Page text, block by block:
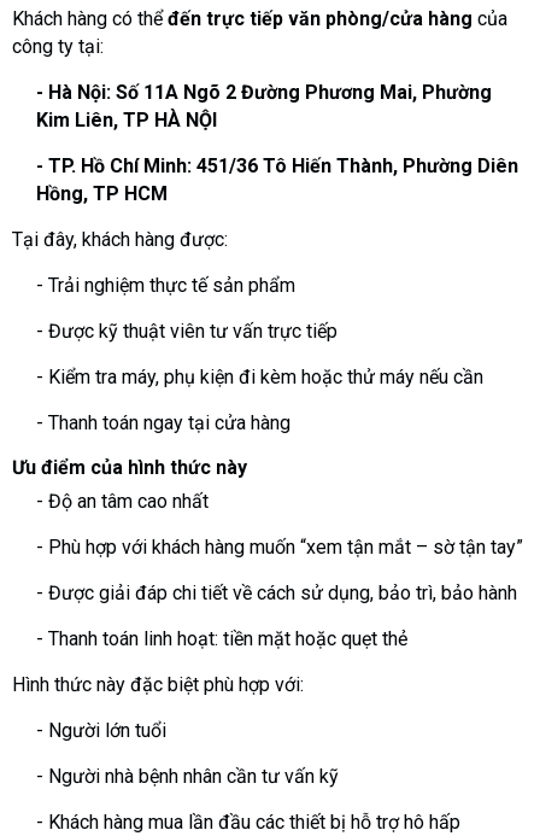
Khách hàng có thểđến trực tiếp văn phòng/cửa hàng của
công ty tại:
- Hà Nội: Số 11A Ngõ 2 Đường Phương Mai, Phường
Kim Liên, TP HÀ NỘI
- TP. Hồ Chí Minh: 451/36 Tô Hiến Thành, Phường Diên
Hồng, TP HCM
Tại đây, khách hàng được:
- Trải nghiệm thực tế sản phẩm
- Được kỹ thuật viên tư vấn trực tiếp
- Kiểm tra máy, phụ kiện đi kèm hoặc thử máy nếu cần
- Thanh toán ngay tại cửa hàng
Ưu điểm của hình thức này
- Độ an tâm cao nhất
- Phù hợp với khách hàng muốn “xem tận mắt – sờ tận tay”
- Được giải đáp chi tiết về cách sử dụng, bảo trì, bảo hành
- Thanh toán linh hoạt: tiền mặt hoặc quẹt thẻ
Hình thức này đặc biệt phù hợp với:
- Người lớn tuổi
- Người nhà bệnh nhân cần tư vấn kỹ
- Khách hàng mua lần đầu các thiết bị hỗ trợ hô hấp